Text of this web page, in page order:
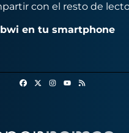
con el resto de
en tu smartphone
FacebookInstagram